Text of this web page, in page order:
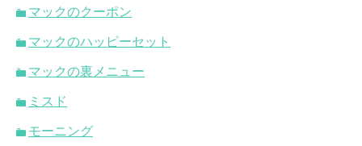
マックのクーポン
マックのハッピーセット
マックの裏メニュー
ミスド
モーニング